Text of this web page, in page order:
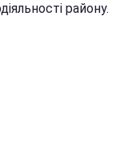
району.